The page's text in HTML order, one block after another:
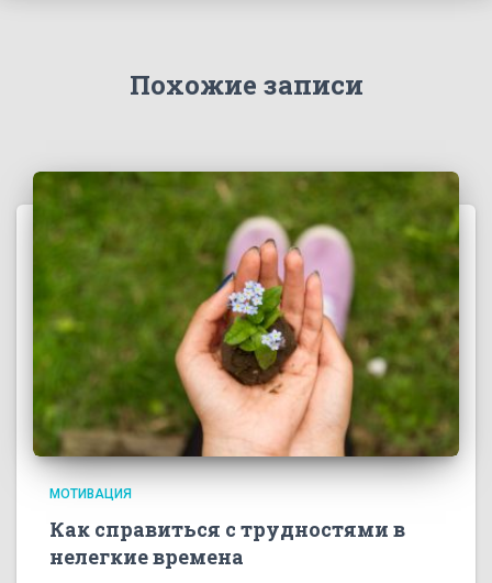
Похожие записи
МОТИВАЦИЯ
Как справиться с трудностями в
нелегкие времена